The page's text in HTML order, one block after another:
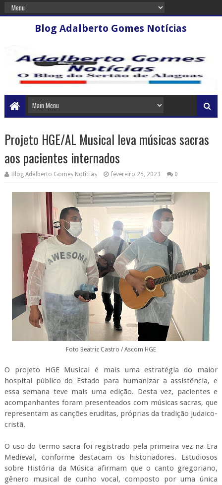
Blog Adalberto Gomes Notícias
Projeto HGE/AL Musical leva músicas sacras
aos pacientes internados
Blog Adalberto Gomes Noticias fevereiro 25, 2023 0
Foto Beatriz Castro / Ascom HGE
O projeto HGE Musical é mais uma estratégia do maior
hospital público do Estado para humanizar a assistência, e
essa semana teve mais uma edição. Desta vez, pacientes e
acompanhantes foram presenteados com músicas sacras, que
representam as canções eruditas, próprias da tradição judaico-
cristã.
O uso do termo sacra foi registrado pela primeira vez na Era
Medieval, conforme destacam os historiadores. Estudiosos
sobre História da Música afirmam que o canto gregoriano,
gênero musical de cunho vocal, composto por uma única